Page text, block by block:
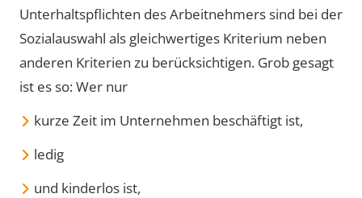
Unterhaltspflichten des Arbeitnehmers sind bei der
Sozialauswahl als gleichwertiges Kriterium neben
anderen Kriterien zu berücksichtigen. Grob gesagt
ist es so: Wer nur
kurze Zeit im Unternehmen beschäftigt ist,
ledig
und kinderlos ist,